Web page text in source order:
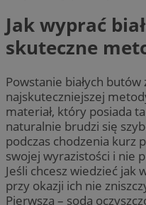
Jak wyprać
skuteczne
Powstanie białych
najskuteczniejszej
materiał, który posiada
naturalnie brudzi się
podczas chodzenia kurz
swojej wyrazistości i nie
Jeśli chcesz wiedzieć jak
przy okazji ich nie
Pierwsza – soda